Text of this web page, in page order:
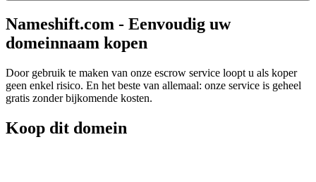
Nameshift.com - Eenvoudig uw
domeinnaam kopen
Door gebruik te maken van onze escrow service loopt u als koper
geen enkel risico. En het beste van allemaal: onze service is geheel
gratis zonder bijkomende kosten.
Koop dit domein